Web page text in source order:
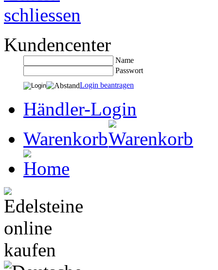
Kundencenter
Name
Passwort
Login beantragen
Händler-Login
Warenkorb